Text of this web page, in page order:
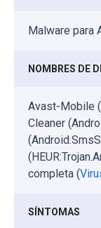
Malware para
NOMBRES DE
Avast-Mobile
Cleaner
completa (
SÍNTOMAS